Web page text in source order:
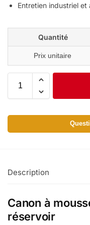
Entretien industriel et
Quantité
Prix unitaire
Description
Canon à
réservoir